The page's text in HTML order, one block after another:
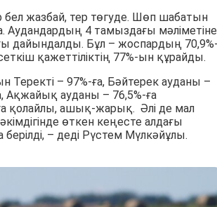
жазбай, тер төгуде. Шөп шабатын
Аудандардың 4 тамыздағы мәліметіне
дайындалды. Бұл – жоспардың 70,9%-
қажеттіліктің 77%-ын құрайды.
Теректі – 97%-ға, Бәйтерек ауданы –
Ақжайық ауданы – 76,5%-ға
қолайлы, ашық-жарық. Әлі де мал
өткен кеңесте алдағы
– деді Рүстем Мүлкәйұлы.